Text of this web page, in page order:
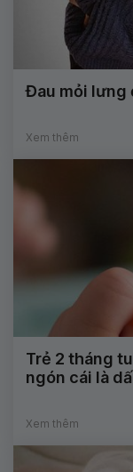
Đau mỏi lưng
Xem thêm
Trẻ 2 tháng
ngón cái là
Xem thêm